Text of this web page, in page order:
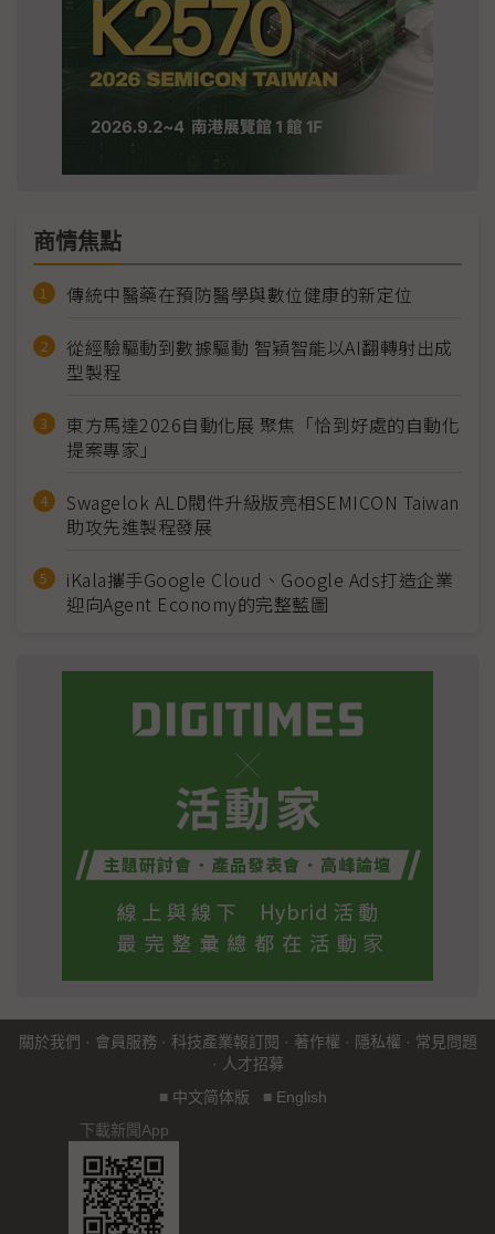
商情焦點
傳統中醫藥在預防醫學與數位健康的新定位
從經驗驅動到數據驅動 智穎智能以AI翻轉射出成
型製程
東方馬達2026自動化展 聚焦「恰到好處的自動化
提案專家」
Swagelok ALD閥件升級版亮相SEMICON Taiwan
助攻先進製程發展
iKala攜手Google Cloud、Google Ads打造企業
迎向Agent Economy的完整藍圖
關於我們 · 會員服務 · 科技產業報訂閱 · 著作權 · 隱私權 · 常見問題
· 人才招募
■ 中文简体版 ■ English
下載新聞App